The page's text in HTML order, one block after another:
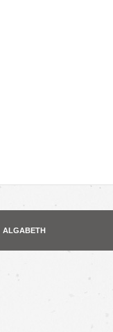
ALGABETH